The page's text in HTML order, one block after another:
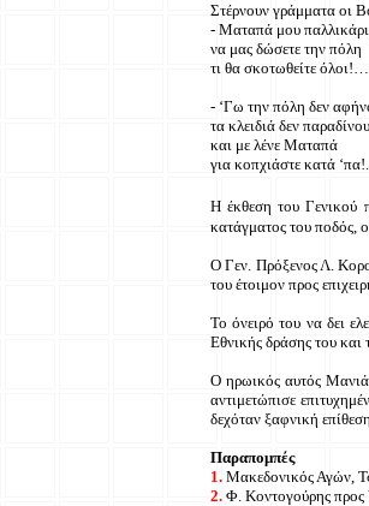
Στέρνουν γράμματα οι
- Ματαπά μου
να μας δώσετε την πόλη
τι θα σκοτωθείτε όλοι!…
- ‘Γω την πόλη δεν
τα κλειδιά δεν
και με λένε Ματαπά
για κοπχιάστε κατά
Η έκθεση του Γενικού
κατάγματος του ποδός,
Ο Γεν. Πρόξενος Λ.
του έτοιμον προς
Το όνειρό του να δει
Εθνικής δράσης του και
Ο ηρωικός αυτός
αντιμετώπισε
δεχόταν ξαφνική
Παραπομπές
1. Μακεδονικός Αγών,
2. Φ. Κοντογούρης